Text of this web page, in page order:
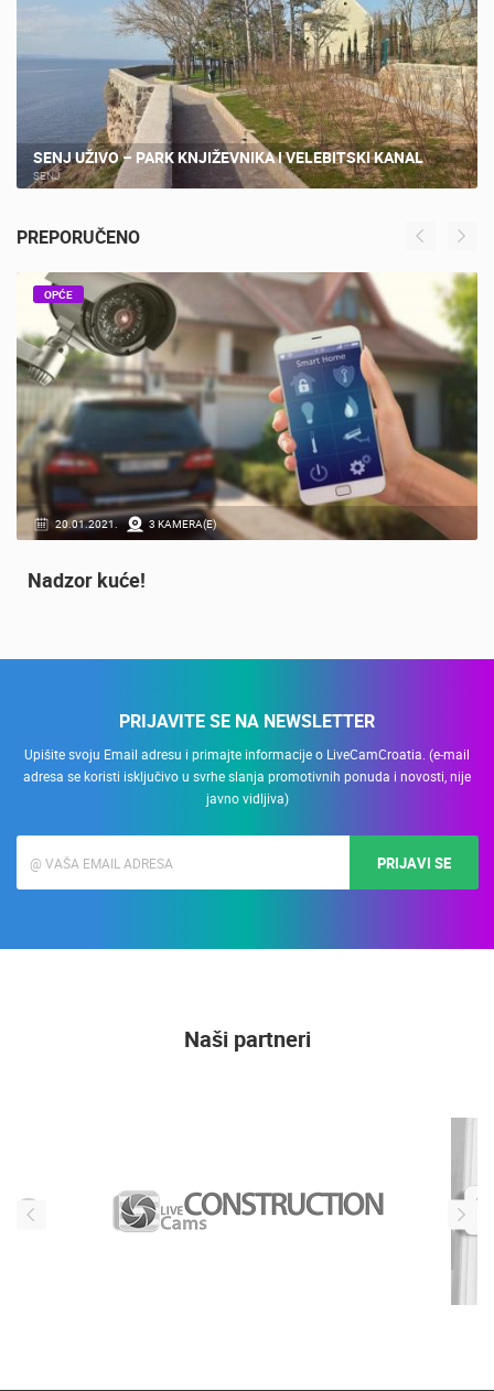
SENJ UŽIVO – PARK KNJIŽEVNIKA I VELEBITSKI KANAL
SENJ
PREPORUČENO
20.01.2021. 3 KAMERA(E)
OPĆE
Nadzor kuće!
PRIJAVITE SE NA NEWSLETTER
Upišite svoju Email adresu i primajte informacije o LiveCamCroatia. (e-mail
adresa se koristi isključivo u svrhe slanja promotivnih ponuda i novosti, nije
javno vidljiva)
PRIJAVI SE
Naši partneri